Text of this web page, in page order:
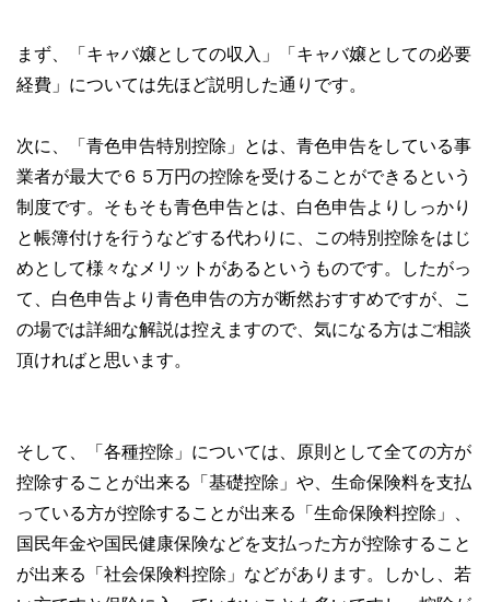
まず、「キャバ嬢としての収入」「キャバ嬢としての必要
経費」については先ほど説明した通りです。
次に、「青色申告特別控除」とは、青色申告をしている事
業者が最大で６５万円の控除を受けることができるという
制度です。そもそも青色申告とは、白色申告よりしっかり
と帳簿付けを行うなどする代わりに、この特別控除をはじ
めとして様々なメリットがあるというものです。したがっ
て、白色申告より青色申告の方が断然おすすめですが、こ
の場では詳細な解説は控えますので、気になる方はご相談
頂ければと思います。
そして、「各種控除」については、原則として全ての方が
控除することが出来る「基礎控除」や、生命保険料を支払
っている方が控除することが出来る「生命保険料控除」、
国民年金や国民健康保険などを支払った方が控除すること
が出来る「社会保険料控除」などがあります。しかし、若